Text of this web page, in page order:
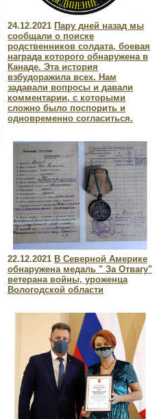
24.12.2021 Пару дней назад мы
сообщали о поиске
родственников солдата, боевая
награда которого обнаружена в
Канаде. Эта история
взбудоражила всех. Нам
задавали вопросы и давали
комментарии, с которыми
сложно было поспорить и
одновременно согласиться.
22.12.2021 В Северной Америке
обнаружена медаль " За Отвагу"
ветерана войны, уроженца
Вологодской области